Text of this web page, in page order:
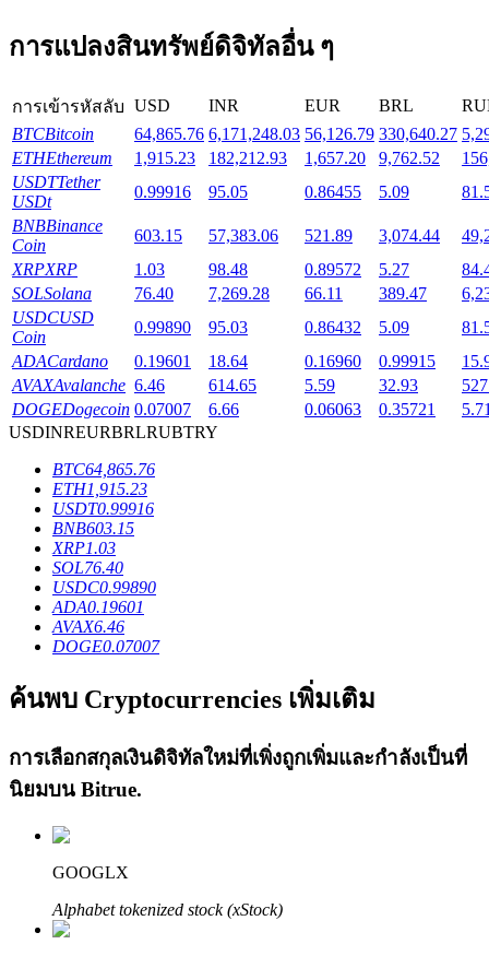
การลงทุนพิเศษสำหรับผู้ถือ BTR
เงินกู้
บริการยืมเงินที่ได้รับการสนับสนุนจาก Crypto
คว้าผลกำไรระยะยาวและผลประโยชน์ที่ยืดหยุ่น
การแปลงสินทรัพย์ดิจิทัลอื่น ๆ
การเข้ารหัสลับ USD INR EUR BRL
BTCBitcoin 64,865.76 6,171,248.03 56,126.79 330,640.27
ETHEthereum 1,915.23 182,212.93 1,657.20 9,762.52
USDTTether
USDt
0.99916 95.05 0.86455 5.09
BNBBinance
Coin
603.15 57,383.06 521.89 3,074.44
XRPXRP 1.03 98.48 0.89572 5.27
SOLSolana 76.40 7,269.28 66.11 389.47
USDCUSD
Coin
0.99890 95.03 0.86432 5.09
ADACardano 0.19601 18.64 0.16960 0.99915
AVAXAvalanche 6.46 614.65 5.59 32.93
DOGEDogecoin 0.07007 6.66 0.06063 0.35721
USDINREURBRLRUBTRY
BTC64,865.76
ETH1,915.23
USDT0.99916
BNB603.15
XRP1.03
SOL76.40
USDC0.99890
ADA0.19601
AVAX6.46
DOGE0.07007
ค้นพบ Cryptocurrencies เพิ่มเติม
การเลือกสกุลเงินดิจิทัลใหม่ที่เพิ่งถูกเพิ่มและกำลังเป็นที่
นิยมบน Bitrue.
GOOGLX
Alphabet tokenized stock (xStock)